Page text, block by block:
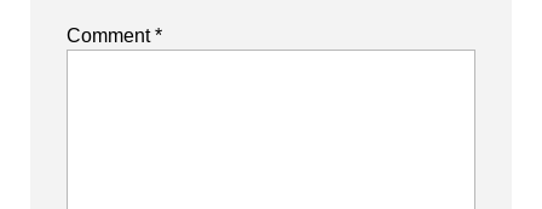
Comment*